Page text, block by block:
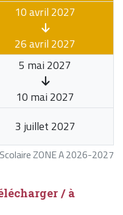
ZONE A 2026-2027
10 avril 2027
26 avril 2027
5 mai 2027
10 mai 2027
3 juillet 2027
/ à